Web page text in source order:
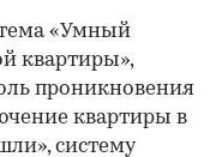
«Умный
квартиры»,
проникновения
квартиры в
систему